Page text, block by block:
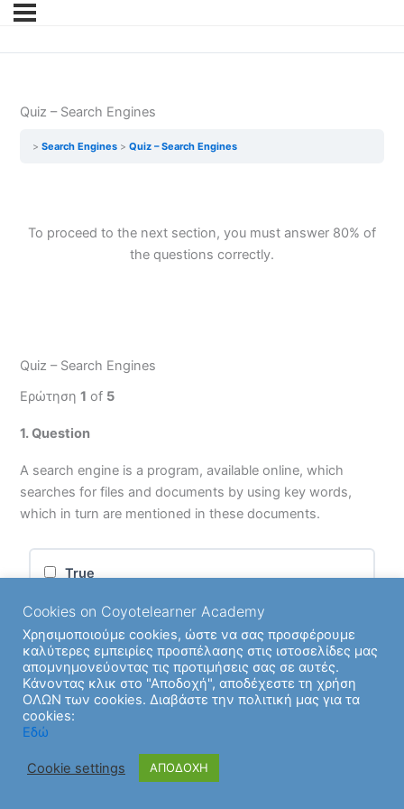
Quiz – Search Engines
Search Engines Quiz – Search Engines
To proceed to the next section, you must answer 80% of
the questions correctly.
Quiz – Search Engines
Ερώτηση 1 of 5
1. Question
A search engine is a program, available online, which
searches for files and documents by using key words,
which in turn are mentioned in these documents.
True
False
Cookies on Coyotelearner Academy
Χρησιμοποιούμε cookies, ώστε να σας προσφέρουμε
καλύτερες εμπειρίες προσπέλασης στις ιστοσελίδες μας
απομνημονεύοντας τις προτιμήσεις σας σε αυτές.
Κάνοντας κλικ στο "Αποδοχή", αποδέχεστε τη χρήση
ΟΛΩΝ των cookies. Διαβάστε την πολιτική μας για τα
cookies:
Εδώ
Cookie settings ΑΠΟΔΟΧΗ